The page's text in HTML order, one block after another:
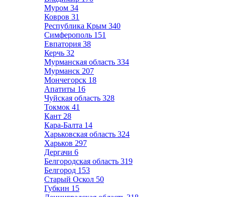
Муром 34
Ковров 31
Республика Крым 340
Симферополь 151
Евпатория 38
Керчь 32
Мурманская область 334
Мурманск 207
Мончегорск 18
Апатиты 16
Чуйская область 328
Токмок 41
Кант 28
Кара-Балта 14
Харьковская область 324
Харьков 297
Дергачи 6
Белгородская область 319
Белгород 153
Старый Оскол 50
Губкин 15